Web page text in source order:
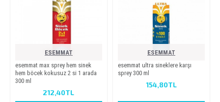
ESEMMAT
esemmat max sprey hem si̇nek
hem böcek kokusuz 2 si̇ 1 arada
300 ml
212,40TL
ESEMMAT
esemmat ultra si̇neklere karşi
sprey 300 ml
154,80TL